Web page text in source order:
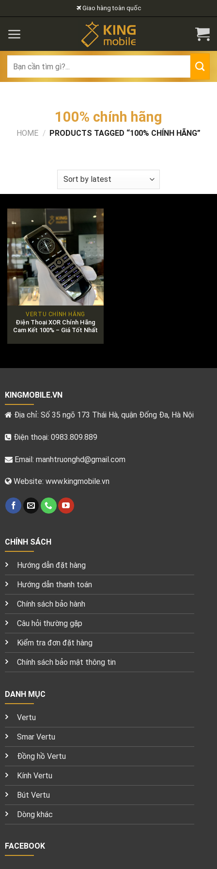
to
content
Giao hàng toàn quốc
for:
100% chính hãng
HOME / PRODUCTS TAGGED “100% CHÍNH HÃNG”
VERTU CHÍNH HÃNG
Điện Thoại XOR Chính Hãng
Cam Kết 100% – Giá Tốt Nhất
KINGMOBILE.VN
Địa chỉ: Số 35 ngõ 173 Thái Hà, quận Đống Đa, Hà Nội
Điện thoại: 0983.809.889
Email: manhtruonghd@gmail.com
Website: www.kingmobile.vn
CHÍNH SÁCH
Hướng dẫn đặt hàng
Hướng dẫn thanh toán
Chính sách bảo hành
Câu hỏi thường gặp
Kiểm tra đơn đặt hàng
Chính sách bảo mật thông tin
DANH MỤC
Vertu
Smar Vertu
Đồng hồ Vertu
Kính Vertu
Bút Vertu
Dòng khác
FACEBOOK